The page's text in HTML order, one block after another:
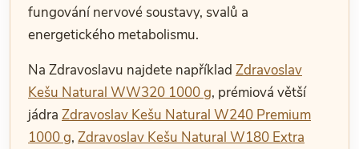
fungování nervové soustavy, svalů a
energetického metabolismu.
Na Zdravoslavu najdete například Zdravoslav
Kešu Natural WW320 1000 g, prémiová větší
jádra Zdravoslav Kešu Natural W240 Premium
1000 g, Zdravoslav Kešu Natural W180 Extra